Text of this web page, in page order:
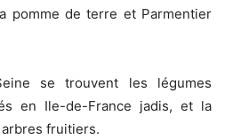
pomme de terre et Parmentier
se trouvent les légumes
en Ile-de-France jadis, et la
fruitiers.